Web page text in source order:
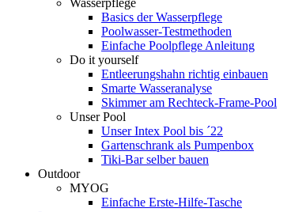
Wasserpflege
Basics der Wasserpflege
Poolwasser-Testmethoden
Einfache Poolpflege Anleitung
Do it yourself
Ent­leerungs­hahn richtig einbauen
Smarte Wasseranalyse
Skimmer am Rechteck-Frame-Pool
Unser Pool
Unser Intex Pool bis ´22
Gartenschrank als Pumpenbox
Tiki-Bar selber bauen
Outdoor
MYOG
Einfache Erste-Hilfe-Tasche